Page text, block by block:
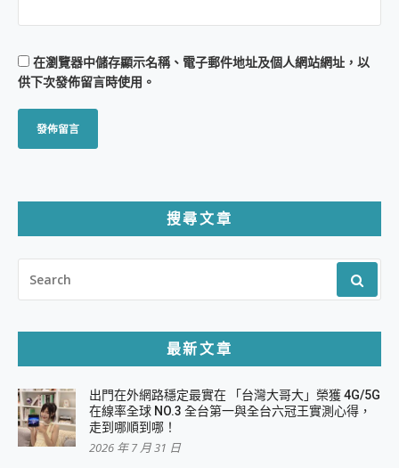
在瀏覽器中儲存顯示名稱、電子郵件地址及個人網站網址，以
供下次發佈留言時使用。
搜尋文章
FOR:
最新文章
出門在外網路穩定最實在 「台灣大哥大」榮獲 4G/5G
在線率全球 NO.3 全台第一與全台六冠王實測心得，
走到哪順到哪！
2026 年 7 月 31 日